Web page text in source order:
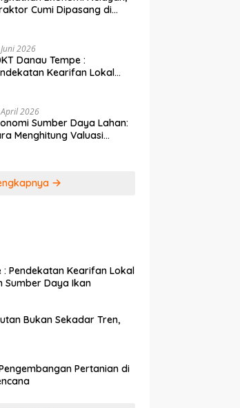
Cumi Dipasang di
2026
Danau Tempe :
Kearifan Lokal
2026
Sumber Daya Lahan:
Menghitung Valuasi
: Pendekatan Kearifan Lokal
Sumber Daya Ikan
Bukan Sekadar Tren,
Pertanian di